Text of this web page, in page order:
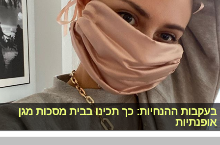
בעקבות ההנחיות: כך תכינו בבית מסכות מגן
אופנתיות